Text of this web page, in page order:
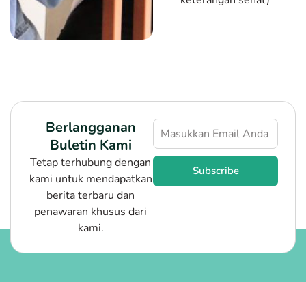
Berlangganan
Buletin Kami
Tetap terhubung dengan
kami untuk mendapatkan
berita terbaru dan
penawaran khusus dari
kami.
Subscribe